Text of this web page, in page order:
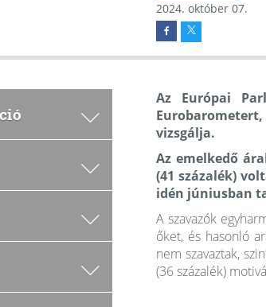
2024. október 07.
Az Európai
vizsgálja.
Az emelkedő
(41 százalék)
idén júniusban
A szavazók
őket, és hasonló
nem szavaztak,
(36 százalék)